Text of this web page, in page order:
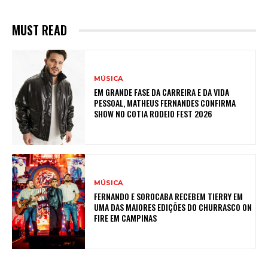
MUST READ
MÚSICA
EM GRANDE FASE DA CARREIRA E DA VIDA
PESSOAL, MATHEUS FERNANDES CONFIRMA
SHOW NO COTIA RODEIO FEST 2026
MÚSICA
FERNANDO E SOROCABA RECEBEM TIERRY EM
UMA DAS MAIORES EDIÇÕES DO CHURRASCO ON
FIRE EM CAMPINAS